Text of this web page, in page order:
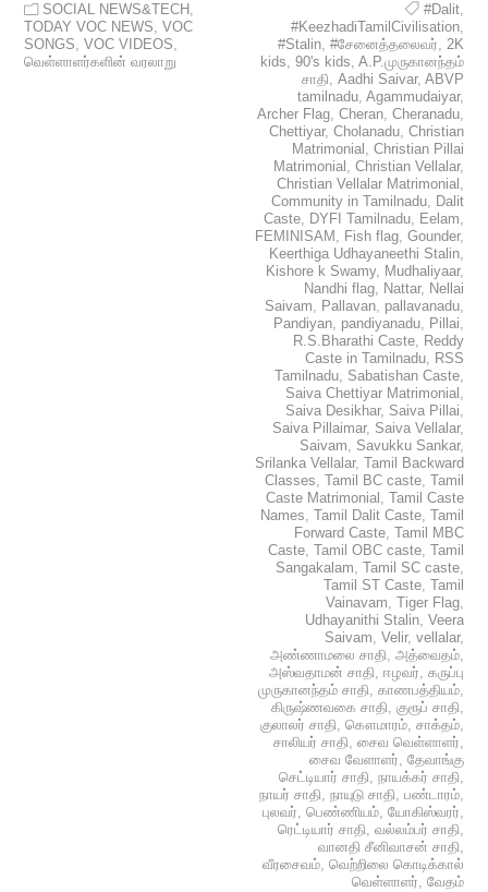
SOCIAL NEWS&TECH ,
TODAY VOC NEWS,VOC
SONGS,VOC VIDEOS,
வெள்ளாளர்களின் வரலாறு
#Dalit,
#KeezhadiTamilCivilisation,
#Stalin, #சேனைத்தலைவர், 2K
kids, 90's kids, A.P.முருகானந்தம்
சாதி, Aadhi Saivar, ABVP
tamilnadu, Agammudaiyar,
Archer Flag, Cheran, Cheranadu,
Chettiyar, Cholanadu, Christian
Matrimonial , Christian Pillai
Matrimonial , Christian Vellalar,
Christian Vellalar Matrimonial ,
Community in Tamilnadu, Dalit
Caste, DYFI Tamilnadu, Eelam,
FEMINISAM , Fish flag, Gounder,
Keerthiga Udhayaneethi Stalin,
Kishore k Swamy, Mudhaliyaar,
Nandhi flag, Nattar, Nellai
Saivam, Pallavan, pallavanadu,
Pandiyan, pandiyanadu, Pillai,
R.S.Bharathi Caste, Reddy
Caste in Tamilnadu, RSS
Tamilnadu, Sabatishan Caste,
Saiva Chettiyar Matrimonial ,
Saiva Desikhar, Saiva Pillai,
Saiva Pillaimar, Saiva Vellalar,
Saivam, Savukku Sankar,
Srilanka Vellalar, Tamil Backward
Classes, Tamil BC caste, Tamil
Caste Matrimonial , Tamil Caste
Names, Tamil Dalit Caste, Tamil
Forward Caste, Tamil MBC
Caste, Tamil OBC caste, Tamil
Sangakalam, Tamil SC caste,
Tamil ST Caste, Tamil
Vainavam, Tiger Flag,
Udhayanithi Stalin, Veera
Saivam, Velir, vellalar,
அண்ணாமலை சாதி, அத்வைதம்,
அஸ்வதாமன் சாதி, ஈழவர், கருப்பு
முருகானந்தம் சாதி, காணபத்தியம்,
கிருஷ்ணவகை சாதி, குரூப் சாதி,
குலாலர் சாதி, கௌமாரம், சாக்தம்,
சாலியர் சாதி, சைவ வெள்ளாளர்,
சைவ வேளாளர், தேவாங்கு
செட்டியார் சாதி, நாயக்கர் சாதி,
நாயர் சாதி, நாயுடு சாதி, பண்டாரம்,
புலவர், பெண்ணியம், யோகிஸ்வரர்,
ரெட்டியார் சாதி, வல்லம்பர் சாதி,
வானதி சீனிவாசன் சாதி,
வீரசைவம், வெற்றிலை கொடிக்கால்
வெள்ளாளர், வேதம்